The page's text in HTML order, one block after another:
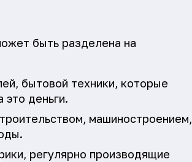
быть разделена на
бытовой техники, которые
это деньги.
машиностроением,
регулярно производящие